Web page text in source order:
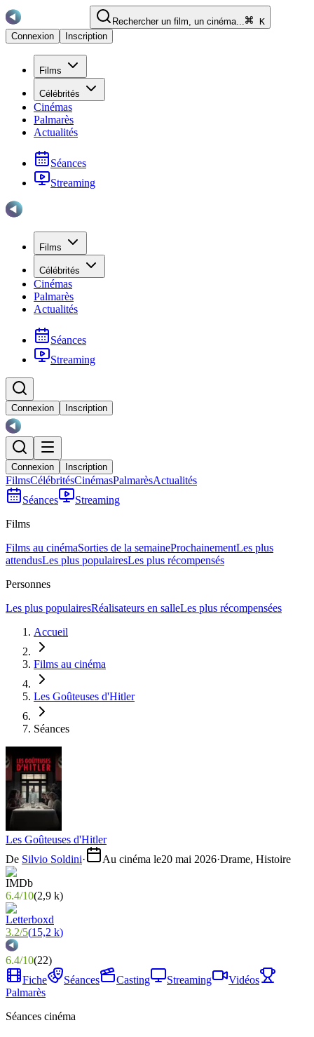
Rechercher un film, un cinéma...
K
Connexion
Inscription
Films
Célébrités
Cinémas
Palmarès
Actualités
Séances
Streaming
Films
Célébrités
Cinémas
Palmarès
Actualités
Séances
Streaming
Connexion Inscription
Connexion Inscription
FilmsCélébritésCinémasPalmarèsActualités
Séances
Streaming
Films
Films au cinémaSorties de la semaineProchainementLes plus
attendusLes plus populairesLes plus récompensés
Personnes
Les plus populairesRéalisateurs en salleLes plus récompensées
Accueil
Films au cinéma
Les Goûteuses d'Hitler
Séances
Les Goûteuses d'Hitler
De Silvio Soldini· Au cinéma le20 mai 2026·Drame, Histoire
6.4/10(2,9 k)
3.2/5(15,2 k)
6.4/10(22)
Fiche
Séances Casting Streaming
Vidéos
Palmarès
Séances cinéma